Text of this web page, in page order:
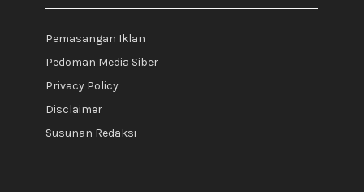
Pemasangan Iklan
Pedoman Media Siber
Privacy Policy
Disclaimer
Susunan Redaksi